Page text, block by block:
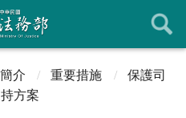
介 重要措施
保護司
方案